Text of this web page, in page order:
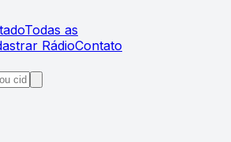
Todas as
RádioContato